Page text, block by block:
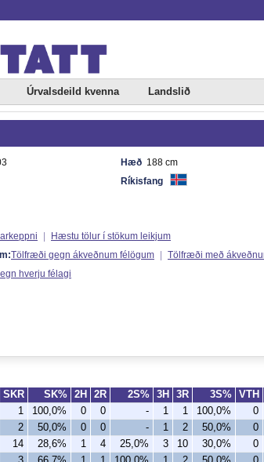
Úrvalsdeild kvenna Landslið
Hæð 188 cm
Ríkisfang
|
Hæstu tölur í stökum leikjum
Tölfræði gegn ákveðnum félögum | Tölfræði með
hverju félagi
SKR SK% 2H 2R 2S% 3H 3R 3S% VTH
1 100,0% 0 0 - 1 1 100,0% 0
2 50,0% 0 0 - 1 2 50,0% 0
14 28,6% 1 4 25,0% 3 10 30,0% 0